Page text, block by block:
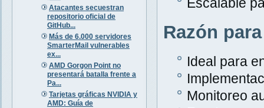
Atacantes secuestran
repositorio oficial de
GitHub...
Más de 6.000 servidores
SmarterMail vulnerables
ex...
AMD Gorgon Point no
presentará batalla frente a
Pa...
Tarjetas gráficas NVIDIA y
AMD: Guía de
Razón
Ideal para
Monitoreo